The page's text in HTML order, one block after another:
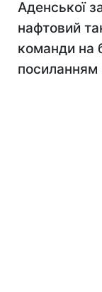
Аденської
нафтовий
команди на
посиланням